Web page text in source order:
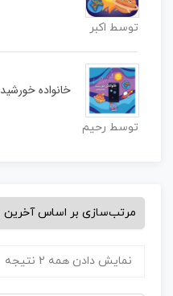
توسط اکبر
خانواده خورشید
توسط رحیم
نمایش دادن همه 2 نتیجه